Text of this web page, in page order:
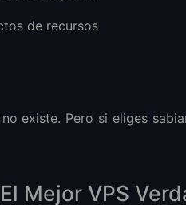
de recursos
existe. Pero si eliges
Mejor VPS